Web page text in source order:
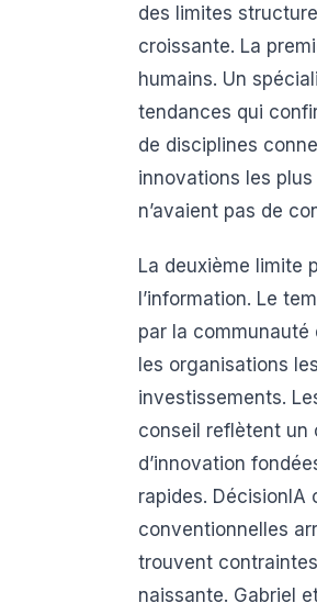
des limites
croissante. La
humains. Un
tendances qui
de disciplines
innovations les
n’avaient pas de
La deuxième limite
l’information. Le
par la communauté
les organisations
investissements.
conseil reflètent un
d’innovation
rapides.
conventionnelles
trouvent
naissante. Gabriel